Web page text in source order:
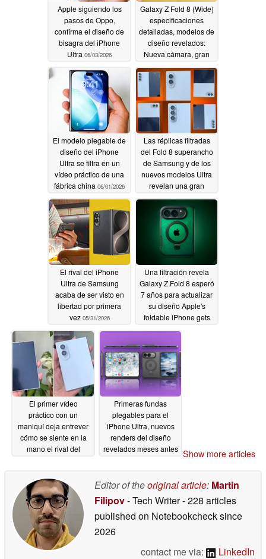
Apple siguiendo los
pasos de Oppo,
confirma el diseño de
bisagra del iPhone
Ultra 06/03/2026
Galaxy Z Fold 8 (Wide)
especificaciones
detalladas, modelos de
diseño revelados:
Nueva cámara, gran
arrugas en 201g
06/02/2026
El modelo plegable de
diseño del iPhone
Ultra se filtra en un
vídeo práctico de una
fábrica china 06/01/2026
Las réplicas filtradas
del Fold 8 superancho
de Samsung y de los
nuevos modelos Ultra
revelan una gran
05/31/2026
El rival del iPhone
Ultra de Samsung
acaba de ser visto en
libertad por primera
vez 05/31/2026
Una filtración revela
Galaxy Z Fold 8 esperó
7 años para actualizar
su diseño Apple's
foldable iPhone gets
El primer vídeo
práctico con un
maniquí deja entrever
cómo se siente en la
mano el rival del
Primeras fundas
plegables para el
iPhone Ultra, nuevos
renders del diseño
revelados meses antes Show more articles
Editor of theoriginal article: Martin
Filipov- Tech Writer- 228 articles
published on Notebookchecksince
2026
contact me via:
LinkedIn